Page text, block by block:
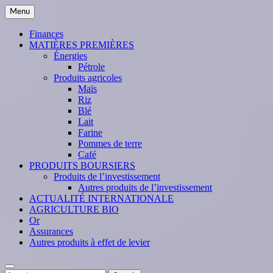
Skip
to
content
Menu
Finances
MATIÈRES PREMIÈRES
Énergies
Pétrole
Produits agricoles
Maïs
Riz
Blé
Lait
Farine
Pommes de terre
Café
PRODUITS BOURSIERS
Produits de l’investissement
Autres produits de l’investissement
ACTUALITÉ INTERNATIONALE
AGRICULTURE BIO
Or
Assurances
Autres produits à effet de levier
Search